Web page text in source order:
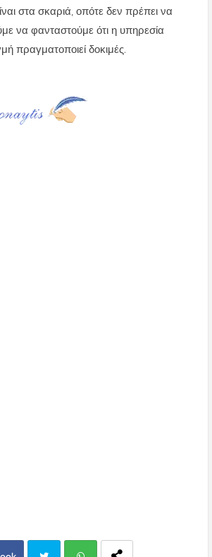
στα σκαριά, οπότε δεν πρέπει να
να φανταστούμε ότι η υπηρεσία
πραγματοποιεί δοκιμές.